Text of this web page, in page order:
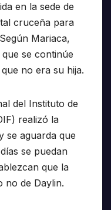
en la sede de
cruceña para
Mariaca,
se continúe
no era su hija.
del Instituto de
realizó la
se aguarda que
se puedan
que la
no de Daylin.